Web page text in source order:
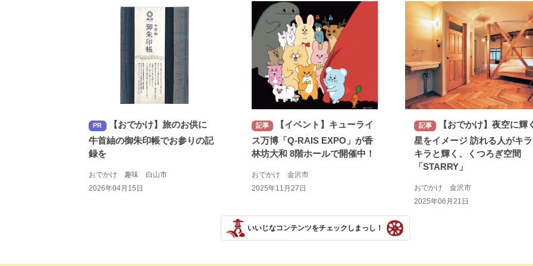
PR
【おでかけ】旅のお供に
牛首紬の御朱印帳でお参りの記
録を
おでかけ 趣味 白山市
2026年04月15日
記事
【イベント】キューライ
ス万博「Q-RAIS EXPO」が香
林坊大和 8階ホールで開催中！
おでかけ 金沢市
2025年11月27日
記事
【おでかけ】夜空に輝
星をイメージ 訪れる人がキラ
キラと輝く、くつろぎ空間
「STARRY」
おでかけ 金沢市
2025年06月21日
いいじなコンテンツをチェックしまっし！